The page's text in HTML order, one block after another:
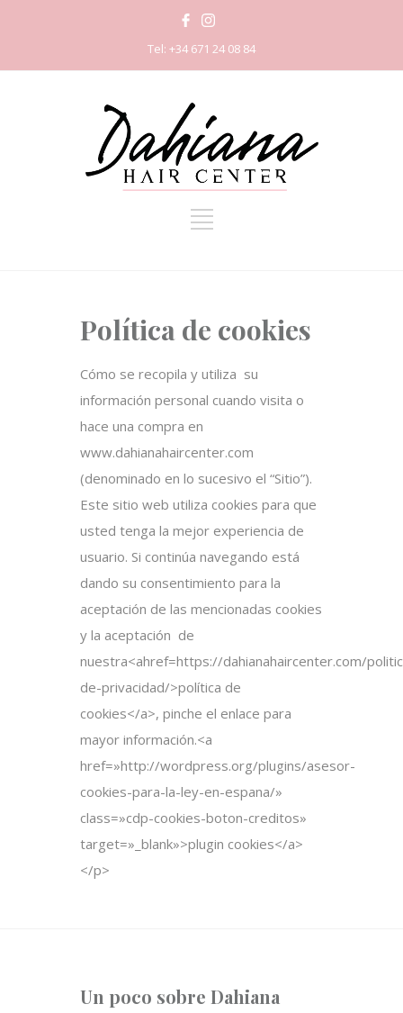
Tel: +34 671 24 08 84
Política de cookies
Cómo se recopila y utiliza su
información personal cuando visita o
hace una compra en
www.dahianahaircenter.com
(denominado en lo sucesivo el “Sitio”).
Este sitio web utiliza cookies para que
usted tenga la mejor experiencia de
usuario. Si continúa navegando está
dando su consentimiento para la
aceptación de las mencionadas cookies
y la aceptación de
nuestra<ahref=https://dahianahaircenter.com/
de-privacidad/>política de
cookies</a>, pinche el enlace para
mayor información.<a
href=»http://wordpress.org/plugins/asesor-
cookies-para-la-ley-en-espana/»
class=»cdp-cookies-boton-creditos»
target=»_blank»>plugin cookies</a>
</p>
Un poco sobre Dahiana